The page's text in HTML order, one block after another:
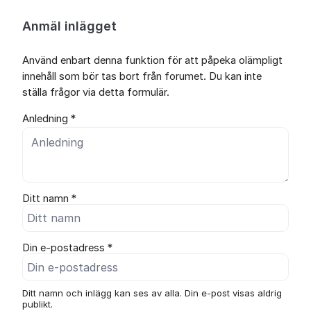
Anmäl inlägget
Använd enbart denna funktion för att påpeka olämpligt
innehåll som bör tas bort från forumet. Du kan inte
ställa frågor via detta formulär.
Anledning *
Ditt namn *
Din e-postadress *
Ditt namn och inlägg kan ses av alla. Din e-post visas aldrig
publikt.